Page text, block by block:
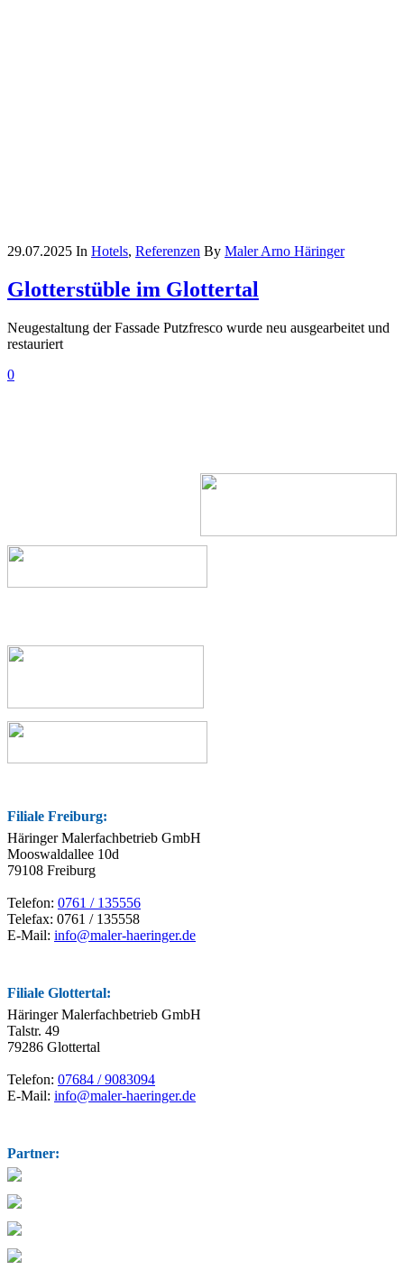
29.07.2025 In Hotels, Referenzen By Maler Arno Häringer
Glotterstüble im Glottertal
Neugestaltung der Fassade Putzfresco wurde neu ausgearbeitet und
restauriert
0
Filiale Freiburg:
Häringer Malerfachbetrieb GmbH
Mooswaldallee 10d
79108 Freiburg
Telefon: 0761 / 135556
Telefax: 0761 / 135558
E-Mail: info@maler-haeringer.de
Filiale Glottertal:
Häringer Malerfachbetrieb GmbH
Talstr. 49
79286 Glottertal
Telefon: 07684 / 9083094
E-Mail: info@maler-haeringer.de
Partner: